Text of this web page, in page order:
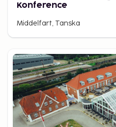
Konference
Middelfart, Tanska